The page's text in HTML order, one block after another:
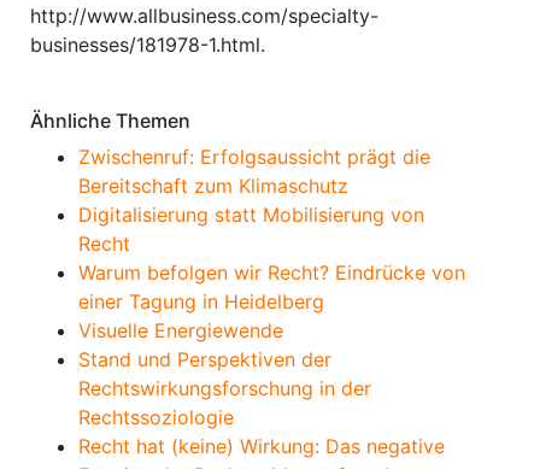
http://www.allbusiness.com/specialty-
businesses/181978-1.html.
Ähnliche Themen
Zwischenruf: Erfolgsaussicht prägt die
Bereitschaft zum Klimaschutz
Digitalisierung statt Mobilisierung von
Recht
Warum befolgen wir Recht? Eindrücke von
einer Tagung in Heidelberg
Visuelle Energiewende
Stand und Perspektiven der
Rechtswirkungsforschung in der
Rechtssoziologie
Recht hat (keine) Wirkung: Das negative